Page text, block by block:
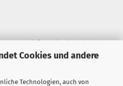
Cookies und andere
Technologien, auch von
Kontaktformularkontaktieren.
zurück, füllen Sie einfach unser